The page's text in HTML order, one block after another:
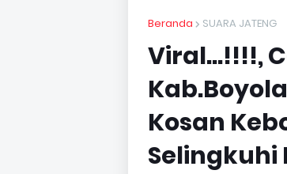
Beranda SUARA JATENG
Viral...!!!!,
Kosan
Selingkuhi